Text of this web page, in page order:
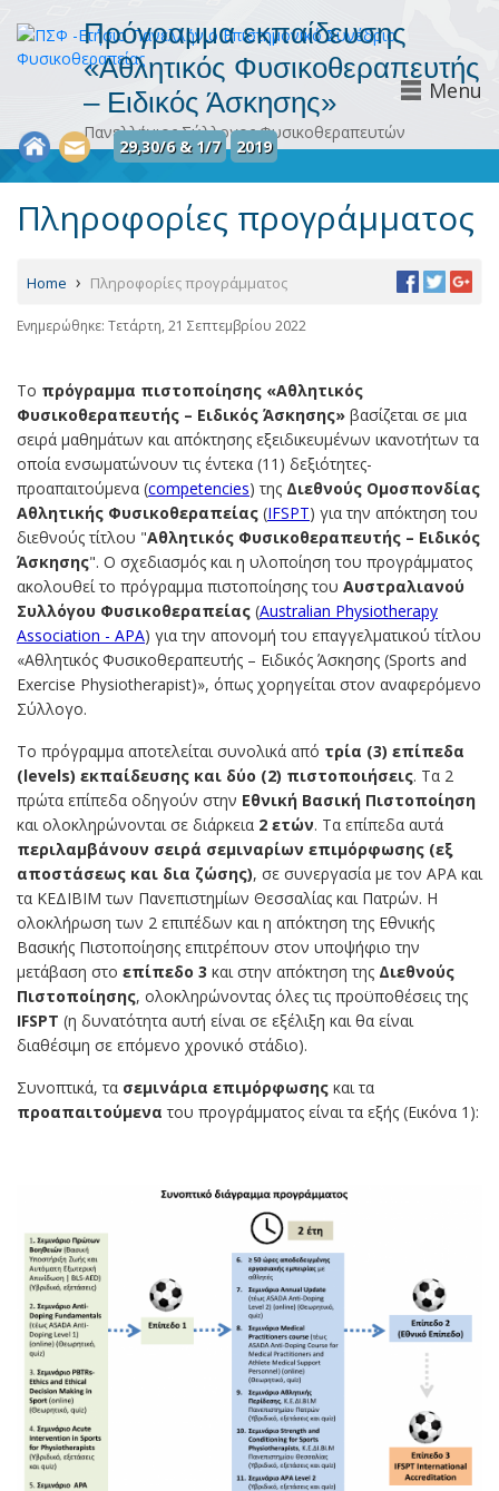
Πρόγραμμα εκπαίδευσης
«Αθλητικός Φυσικοθεραπευτής
– Ειδικός Άσκησης»
Πανελλήνιος Σύλλογος Φυσικοθεραπευτών
29,30/6 & 1/7 2019
Menu
Πληροφορίες προγράμματος
Home › Πληροφορίες προγράμματος
Ενημερώθηκε: Τετάρτη, 21 Σεπτεμβρίου 2022
Το πρόγραμμα πιστοποίησης «Αθλητικός
Φυσικοθεραπευτής – Ειδικός Άσκησης» βασίζεται σε μια
σειρά μαθημάτων και απόκτησης εξειδικευμένων ικανοτήτων τα
οποία ενσωματώνουν τις έντεκα (11) δεξιότητες-
προαπαιτούμενα (competencies) της Διεθνούς Ομοσπονδίας
Αθλητικής Φυσικοθεραπείας (IFSPT) για την απόκτηση του
διεθνούς τίτλου "Αθλητικός Φυσικοθεραπευτής – Ειδικός
Άσκησης". Ο σχεδιασμός και η υλοποίηση του προγράμματος
ακολουθεί το πρόγραμμα πιστοποίησης του Αυστραλιανού
Συλλόγου Φυσικοθεραπείας (Australian Physiotherapy
Association - APA) για την απονομή του επαγγελματικού τίτλου
«Αθλητικός Φυσικοθεραπευτής – Ειδικός Άσκησης (Sports and
Exercise Physiotherapist)», όπως χορηγείται στον αναφερόμενο
Σύλλογο.
Το πρόγραμμα αποτελείται συνολικά από τρία (3) επίπεδα
(levels) εκπαίδευσης και δύο (2) πιστοποιήσεις. Τα 2
πρώτα επίπεδα οδηγούν στην Εθνική Βασική Πιστοποίηση
και ολοκληρώνονται σε διάρκεια 2 ετών. Τα επίπεδα αυτά
περιλαμβάνουν σειρά σεμιναρίων επιμόρφωσης (εξ
αποστάσεως και δια ζώσης), σε συνεργασία με τον ΑΡΑ και
τα ΚΕΔΙΒΙΜ των Πανεπιστημίων Θεσσαλίας και Πατρών. Η
ολοκλήρωση των 2 επιπέδων και η απόκτηση της Εθνικής
Βασικής Πιστοποίησης επιτρέπουν στον υποψήφιο την
μετάβαση στο επίπεδο 3 και στην απόκτηση της Διεθνούς
Πιστοποίησης, ολοκληρώνοντας όλες τις προϋποθέσεις της
IFSPT (η δυνατότητα αυτή είναι σε εξέλιξη και θα είναι
διαθέσιμη σε επόμενο χρονικό στάδιο).
Συνοπτικά, τα σεμινάρια επιμόρφωσης και τα
προαπαιτούμενα του προγράμματος είναι τα εξής (Εικόνα 1):